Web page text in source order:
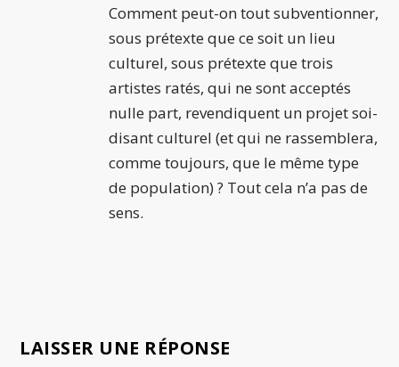
Comment peut-on tout subventionner,
sous prétexte que ce soit un lieu
culturel, sous prétexte que trois
artistes ratés, qui ne sont acceptés
nulle part, revendiquent un projet soi-
disant culturel (et qui ne rassemblera,
comme toujours, que le même type
de population) ? Tout cela n’a pas de
sens.
LAISSER UNE RÉPONSE